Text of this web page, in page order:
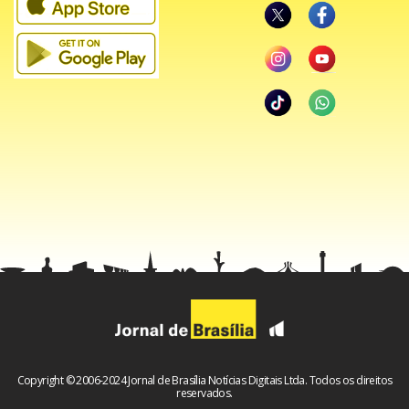
Gaga ofereceu uma recompensa de 500 mil dólares pela
devolução dos cães. De acordo com a polícia, a mulher que
devolveu os animais para receber o dinheiro foi acusada de
Copyright © 2006-2024 Jornal de Brasília Notícias Digitais Ltda. Todos os direitos
reservados.